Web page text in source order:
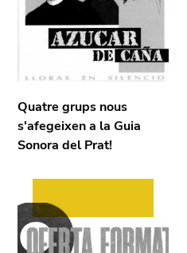
Quatre grups nous
s'afegeixen a la Guia
Sonora del Prat!